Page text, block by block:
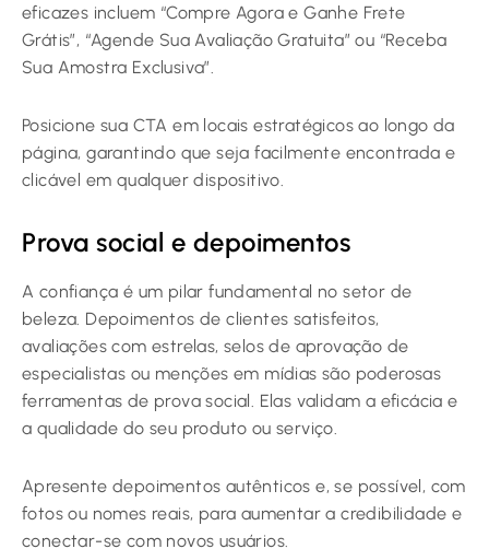
eficazes incluem “Compre Agora e Ganhe Frete
Grátis”, “Agende Sua Avaliação Gratuita” ou “Receba
Sua Amostra Exclusiva”.
Posicione sua CTA em locais estratégicos ao longo da
página, garantindo que seja facilmente encontrada e
clicável em qualquer dispositivo.
Prova social e depoimentos
A confiança é um pilar fundamental no setor de
beleza. Depoimentos de clientes satisfeitos,
avaliações com estrelas, selos de aprovação de
especialistas ou menções em mídias são poderosas
ferramentas de prova social. Elas validam a eficácia e
a qualidade do seu produto ou serviço.
Apresente depoimentos autênticos e, se possível, com
fotos ou nomes reais, para aumentar a credibilidade e
conectar-se com novos usuários.